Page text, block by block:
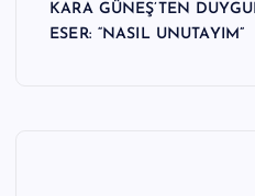
KARA GÜNEŞ’TEN
ESER: “NASIL UNUTAYIM”